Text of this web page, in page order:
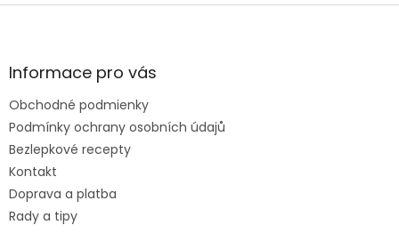
Z
ä
e
Informace pro vás
Obchodné podmienky
Podmínky ochrany osobních údajů
Bezlepkové recepty
Kontakt
Doprava a platba
Rady a tipy